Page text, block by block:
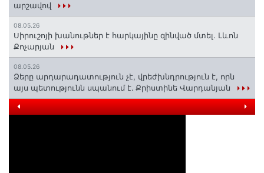
արշավով
08.05.26
Սիրուշոյի խանութներ է հարկայինը զինված մտել. Լևոն
Քոչարյան
08.05.26
Ձերը արդարադատություն չէ, վրեժխնդրություն է, որն
այս պետությունն սպանում է․ Քրիստինե Վարդանյան